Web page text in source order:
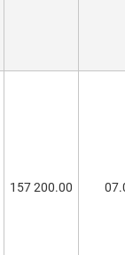
157 200.00